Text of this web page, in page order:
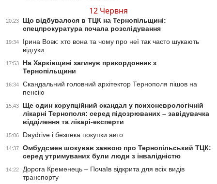
12 Червня
20:23
Що відбувалося в ТЦК на Тернопільщині:
спецпрокуратура почала розслідування
19:34
Ірина Вовк: хто вона та чому про неї так часто шукають
відгуки
17:53
На Харківщині загинув прикордонник з
Тернопільщини
16:34
Скандальний головний архітектор Тернополя пішов на
пенсію
15:43
Ще один корупційний скандал у психоневрологічній
лікарні Тернополя: серед підозрюваних – завідувачка
відділення та лікарі-експерти
15:06 Daydrive і безпека покупки авто
14:37
Омбудсмен шокував заявою про Тернопільський ТЦК:
серед утримуваних були люди з інвалідністю
14:22
Дорога Кременець – Почаїв відкрита для всіх видів
транспорту